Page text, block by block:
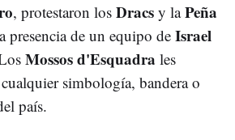
, protestaron los Dracs y laPeña
presencia de un equipo de Israel
Mossos d'Esquadra les
simbología, bandera o
país.